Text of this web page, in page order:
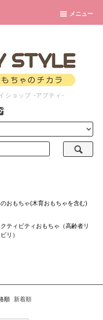
メニュー
ショップ -アプティ-
おもちゃ(木育おもちゃを含む)
ティビティおもちゃ（高齢者リ
リ）
順 新着順